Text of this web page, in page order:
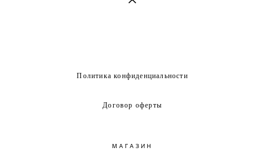
Политика конфиденциальности
Договор оферты
МАГАЗИН